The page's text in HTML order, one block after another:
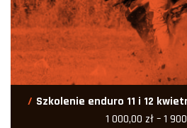
Szkolenie enduro 11 i 12
1 000,00 zł–1